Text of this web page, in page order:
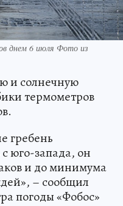
днем 6 июля Фото из
и солнечную
термометров
гребень
юго-запада, он
и до минимума
– сообщил
погоды «Фобос»